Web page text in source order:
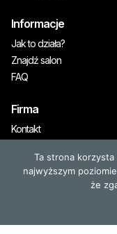
Informacje
Jak to działa?
Znajdź salon
FAQ
Firma
Kontakt
© 2026, OLAPLEX.
Ta strona korzysta
najwyższym
że